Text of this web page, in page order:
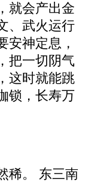
就会产出金
、武火运行
安神定息，
把一切阴气
这时就能跳
锁，长寿万
稀。 东三南